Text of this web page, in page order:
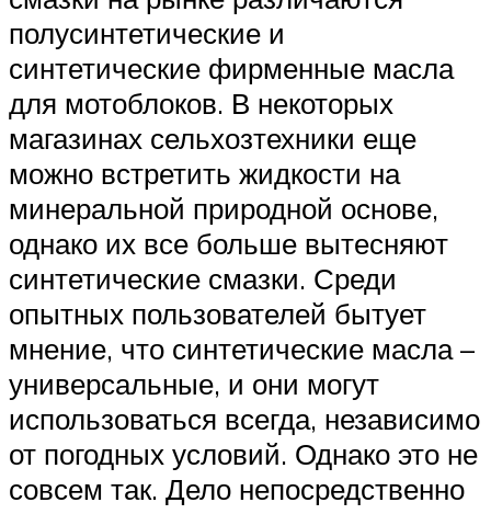
полусинтетические и
синтетические фирменные масла
для мотоблоков. В некоторых
магазинах сельхозтехники еще
можно встретить жидкости на
минеральной природной основе,
однако их все больше вытесняют
синтетические смазки. Среди
опытных пользователей бытует
мнение, что синтетические масла –
универсальные, и они могут
использоваться всегда, независимо
от погодных условий. Однако это не
совсем так. Дело непосредственно